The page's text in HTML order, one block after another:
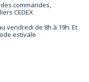
commandes,
CEDEX
vendredi de 8h à 19h. Et
estivale